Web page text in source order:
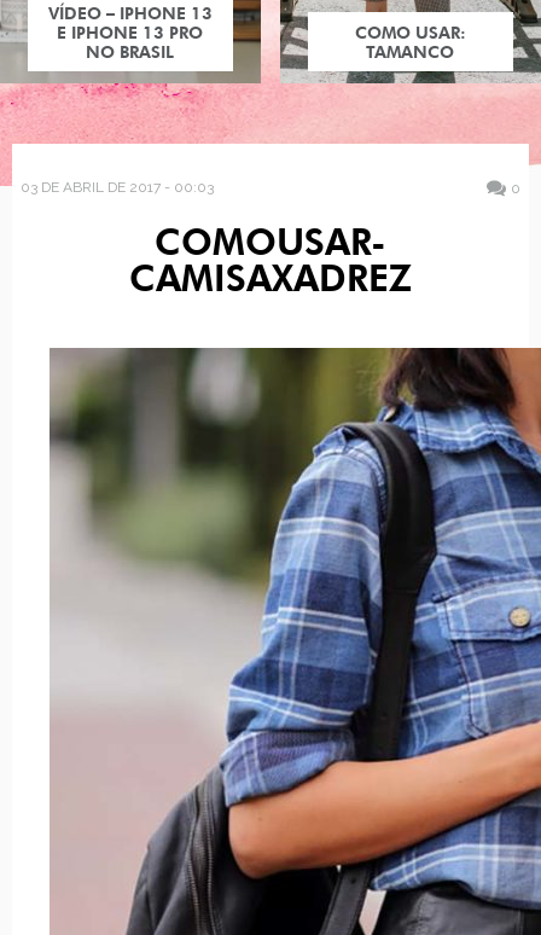
VÍDEO – IPHONE 13
E IPHONE 13 PRO
NO BRASIL
COMO USAR:
TAMANCO
03 DE ABRIL DE 2017 - 00:03 0
COMOUSAR-
CAMISAXADREZ